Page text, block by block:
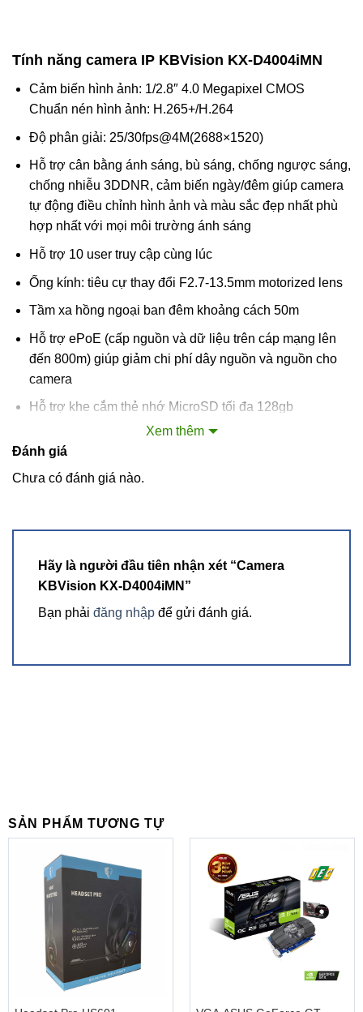
Tính năng camera IP KBVision KX-D4004iMN
Cảm biến hình ảnh: 1/2.8″ 4.0 Megapixel CMOS
Chuẩn nén hình ảnh: H.265+/H.264
Độ phân giải: 25/30fps@4M(2688×1520)
Hỗ trợ cân bằng ánh sáng, bù sáng, chống ngược sáng,
chống nhiễu 3DDNR, cảm biến ngày/đêm giúp camera
tự động điều chỉnh hình ảnh và màu sắc đẹp nhất phù
hợp nhất với mọi môi trường ánh sáng
Hỗ trợ 10 user truy cập cùng lúc
Ống kính: tiêu cự thay đổi F2.7-13.5mm motorized lens
Tầm xa hồng ngoại ban đêm khoảng cách 50m
Hỗ trợ ePoE (cấp nguồn và dữ liệu trên cáp mạng lên
đến 800m) giúp giảm chi phí dây nguồn và nguồn cho
camera
Hỗ trợ khe cắm thẻ nhớ MicroSD tối đa 128gb
Hỗ trợ âm thanh 2 chiều ( audio in / audio out )
như công tắc từ hoặc PIR ,1 báo động ra Hỗ trợ loa báo
Chuẩn chống bụi và nước IP67, Chuẩn chống va đập
Nhiệt độ hoạt động -30~+60°C :có thể hoạt động ở môi
bên trong kho lạnh
quan sát qua phần mềm trên điện thoại , Server tại Việt
Xem thêm
Đánh giá
Chưa có đánh giá nào.
Hãy là người đầu tiên nhận xét “Camera
KBVision KX-D4004iMN”
Bạn phải đăng nhập để gửi đánh giá.
SẢN PHẨM TƯƠNG TỰ